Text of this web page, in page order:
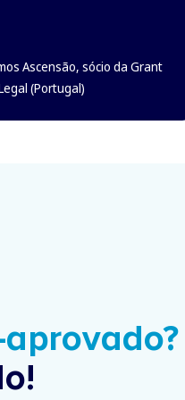
Ascensão, sócio da Grant
(Portugal)